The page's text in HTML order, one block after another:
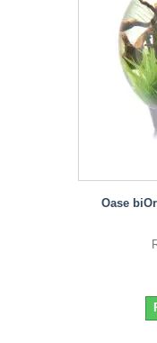
Oase